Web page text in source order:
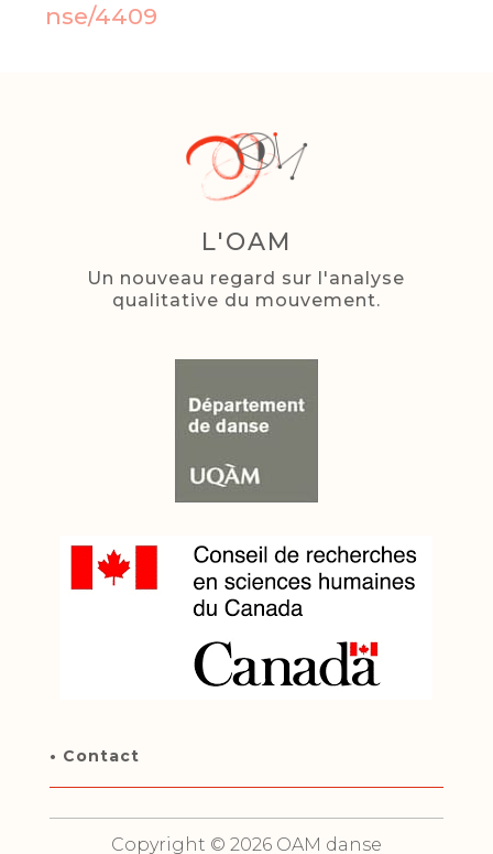
nse/4409
L'OAM
Un nouveau regard sur l'analyse
qualitative du mouvement.
• Contact
Copyright © 2026 OAM danse